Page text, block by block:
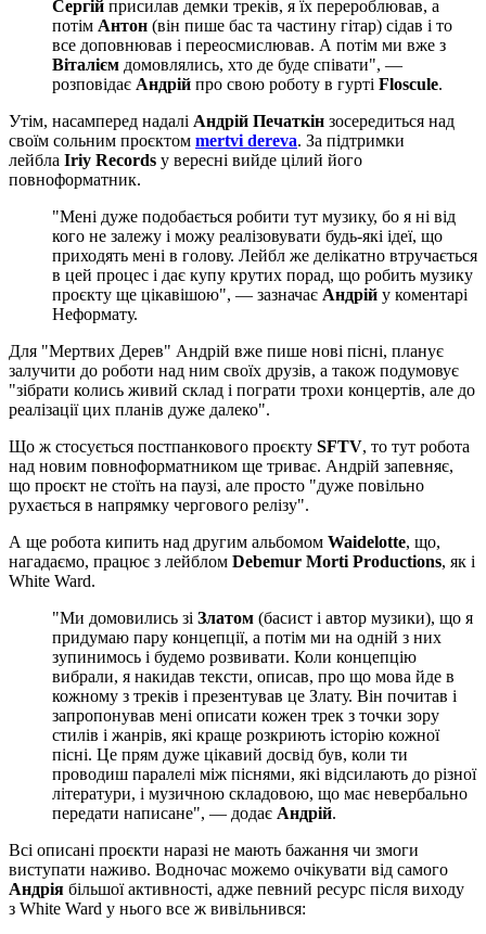
Сергій присилав демки треків, я їх перероблював, а
потім Антон (він пише бас та частину гітар) сідав і то
все доповнював і переосмислював. А потім ми вже з
Віталієм домовлялись, хто де буде співати", —
розповідає Андрій про свою роботу в гурті Floscule.
Утім, насамперед надалі Андрій Печаткін зосередиться над
своїм сольним проєктом mertvi dereva. За підтримки
лейбла Iriy Records у вересні вийде цілий його
повноформатник.
"Мені дуже подобається робити тут музику, бо я ні від
кого не залежу і можу реалізовувати будь-які ідеї, що
приходять мені в голову. Лейбл же делікатно втручається
в цей процес і дає купу крутих порад, що робить музику
проєкту ще цікавішою", — зазначає Андрій у коментарі
Неформату.
Для "Мертвих Дерев" Андрій вже пише нові пісні, планує
залучити до роботи над ним своїх друзів, а також подумовує
"зібрати колись живий склад і пограти трохи концертів, але до
реалізації цих планів дуже далеко".
Що ж стосується постпанкового проєкту SFTV, то тут робота
над новим повноформатником ще триває. Андрій запевняє,
що проєкт не стоїть на паузі, але просто "дуже повільно
рухається в напрямку чергового релізу".
А ще робота кипить над другим альбомом Waidelotte, що,
нагадаємо, працює з лейблом Debemur Morti Productions, як і
White Ward.
"Ми домовились зі Златом (басист і автор музики), що я
придумаю пару концепції, а потім ми на одній з них
зупинимось і будемо розвивати. Коли концепцію
вибрали, я накидав тексти, описав, про що мова йде в
кожному з треків і презентував це Злату. Він почитав і
запропонував мені описати кожен трек з точки зору
стилів і жанрів, які краще розкриють історію кожної
пісні. Це прям дуже цікавий досвід був, коли ти
проводиш паралелі між піснями, які відсилають до різної
літератури, і музичною складовою, що має невербально
передати написане", — додає Андрій.
Всі описані проєкти наразі не мають бажання чи змоги
виступати наживо. Водночас можемо очікувати від самого
Андрія більшої активності, адже певний ресурс після виходу
з White Ward у нього все ж вивільнився: